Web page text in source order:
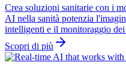
Crea soluzioni sanitarie con i
AI nella sanità potenzia
intelligenti e il monitoraggio dei
Scopri di più